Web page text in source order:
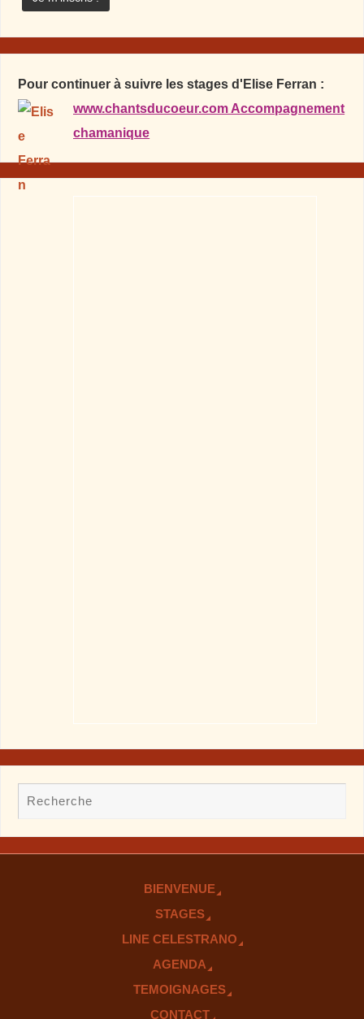
Pour continuer à suivre les stages d'Elise Ferran :
www.chantsducoeur.com Accompagnement
chamanique
BIENVENUE
STAGES
LINE CELESTRANO
AGENDA
TEMOIGNAGES
CONTACT